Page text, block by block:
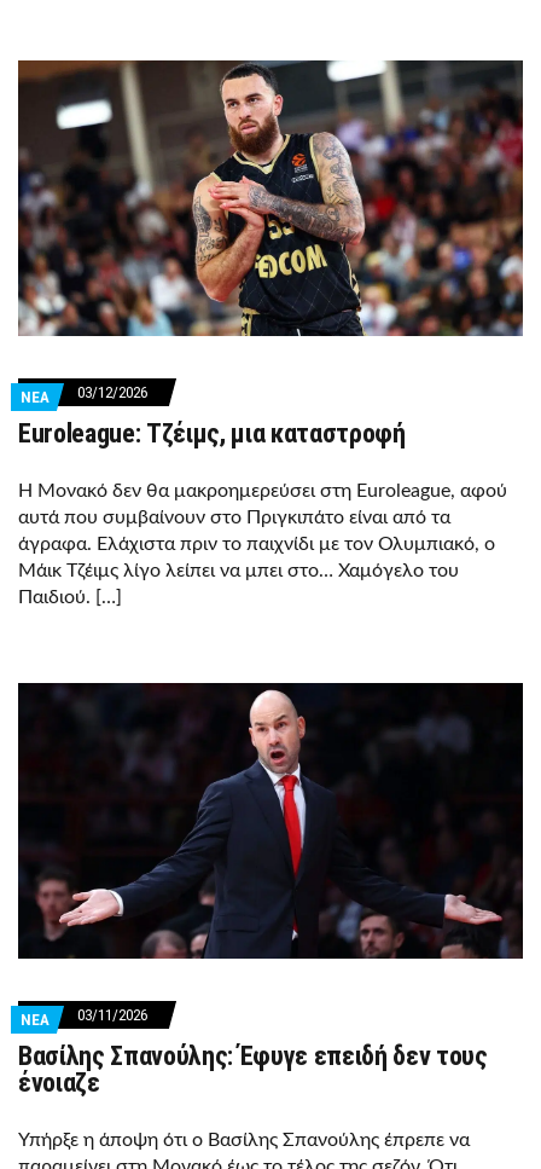
ΝΕΑ 03/12/2026
Euroleague: Τζέιμς, μια καταστροφή
Η Μονακό δεν θα μακροημερεύσει στη Euroleague, αφού
αυτά που συμβαίνουν στο Πριγκιπάτο είναι από τα
άγραφα. Ελάχιστα πριν το παιχνίδι με τον Ολυμπιακό, ο
Μάικ Τζέιμς λίγο λείπει να μπει στο… Χαμόγελο του
Παιδιού. […]
ΝΕΑ 03/11/2026
Βασίλης Σπανούλης: Έφυγε επειδή δεν τους
ένοιαζε
Υπήρξε η άποψη ότι ο Βασίλης Σπανούλης έπρεπε να